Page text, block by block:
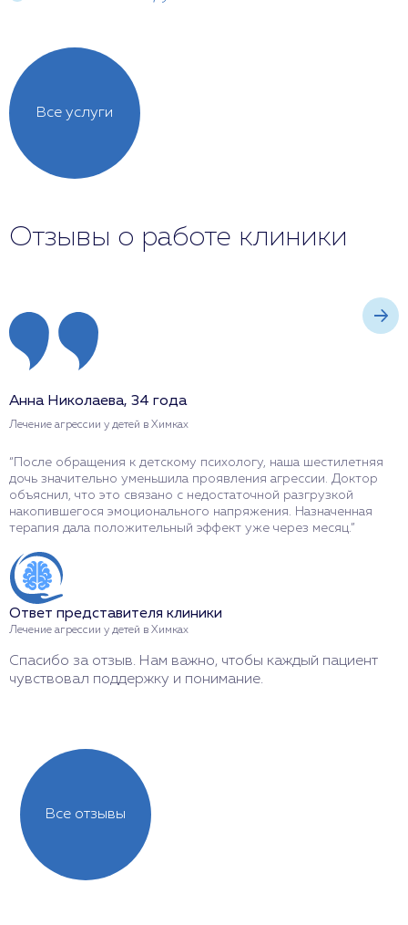
Все услуги
Отзывы о работе клиники
Анна Николаева, 34 года
Лечение агрессии у детей в Химках
“После обращения к детскому психологу, наша шестилетняя
дочь значительно уменьшила проявления агрессии. Доктор
объяснил, что это связано с недостаточной разгрузкой
накопившегося эмоционального напряжения. Назначенная
терапия дала положительный эффект уже через месяц.”
Ответ представителя клиники
Лечение агрессии у детей в Химках
Спасибо за отзыв. Нам важно, чтобы каждый пациент
чувствовал поддержку и понимание.
Все отзывы